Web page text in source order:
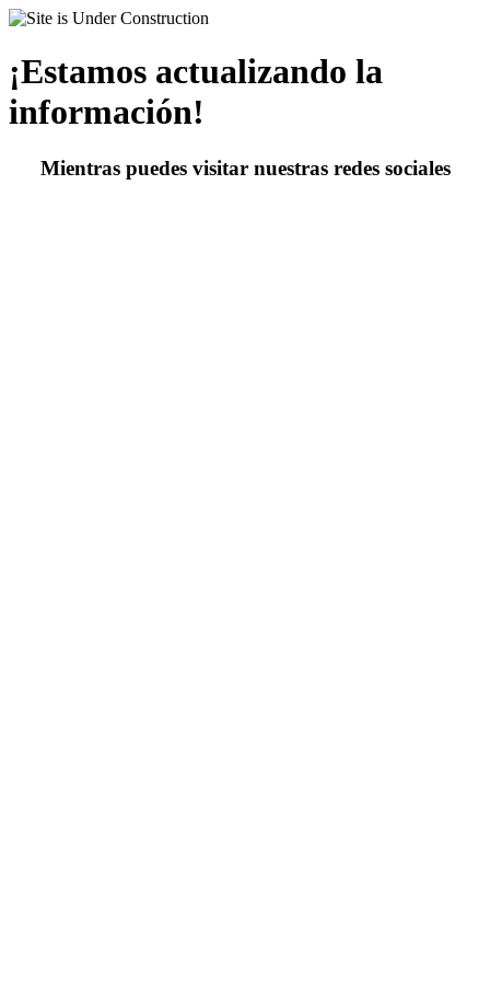
¡Estamos actualizando la
información!
Mientras puedes visitar nuestras redes sociales